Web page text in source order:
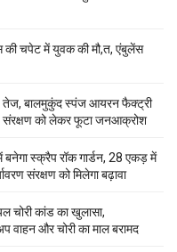
की चपेट में युवक की मौ,त, एंबुलेंस
तेज, बालमुकुंद स्पंज आयरन फैक्ट्री
संरक्षण को लेकर फूटा जनआक्रोश
बनेगा स्क्रैप रॉक गार्डन, 28 एकड़ में
संरक्षण को मिलेगा बढ़ावा
चोरी कांड का खुलासा,
वाहन और चोरी का माल बरामद